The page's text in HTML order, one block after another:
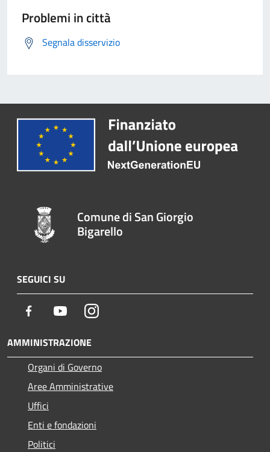
Problemi in città
Segnala disservizio
Comune di San Giorgio
Bigarello
SEGUICI SU
Facebook YoutubeInstagram
AMMINISTRAZIONE
Organi di Governo
Aree Amministrative
Uffici
Enti e fondazioni
Politici